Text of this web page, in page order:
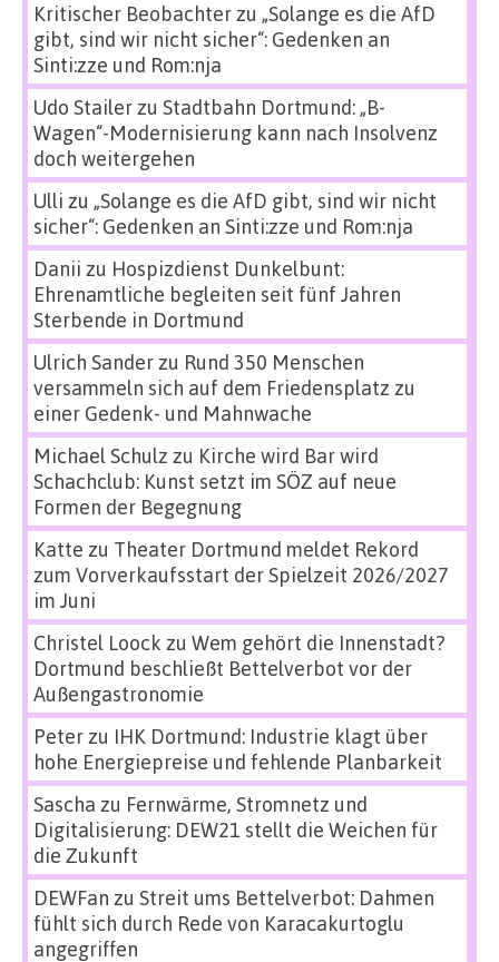
Kritischer Beobachterzu „Solange es die AfD
gibt, sind wir nicht sicher“: Gedenken an
Sinti:zze und Rom:nja
Udo Stailerzu Stadtbahn Dortmund: „B-
Wagen“-Modernisierung kann nach Insolvenz
doch weitergehen
Ulli zu „Solange es die AfD gibt, sind wir nicht
sicher“: Gedenken an Sinti:zze und Rom:nja
Danii zu Hospizdienst Dunkelbunt:
Ehrenamtliche begleiten seit fünf Jahren
Sterbende in Dortmund
Ulrich Sanderzu Rund 350 Menschen
versammeln sich auf dem Friedensplatz zu
einer Gedenk- und Mahnwache
Michael Schulz zu Kirche wird Bar wird
Schachclub: Kunst setzt im SÖZ auf neue
Formen der Begegnung
Katte zu Theater Dortmund meldet Rekord
zum Vorverkaufsstart der Spielzeit 2026/2027
im Juni
Christel Loock zu Wem gehört die Innenstadt?
Dortmund beschließt Bettelverbot vor der
Außengastronomie
Peterzu IHK Dortmund: Industrie klagt über
hohe Energiepreise und fehlende Planbarkeit
Sascha zu Fernwärme, Stromnetz und
Digitalisierung: DEW21 stellt die Weichen für
die Zukunft
DEWFan zu Streit ums Bettelverbot: Dahmen
fühlt sich durch Rede von Karacakurtoglu
angegriffen